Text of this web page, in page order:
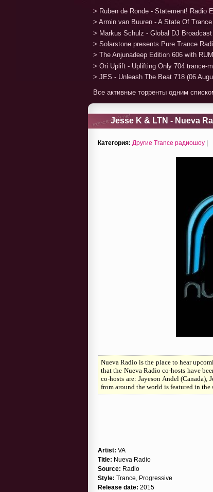
> Ruben de Ronde - Statement! Radio
> Armin van Buuren - A State Of
> Markus Schulz - Global DJ
> Solarstone presents Pure Trance
> The Anjunadeep Edition 606 with
> Ori Uplift - Uplifting Only 704 trance-
> JES - Unleash The Beat 718 (06
Все активные торренты одним
Jesse K & LTN - Nueva
Категория: Другие Trance радиошоу |
Nueva Radio is the place to hear
that the Nueva Radio co-hosts have
co-hosts are: Jayeson Andel (Canada),
from around the world is featured in the
Artist: VA
Title: Nueva Radio
Source: Radio
Style: Trance, Progressive
Release date: 2015